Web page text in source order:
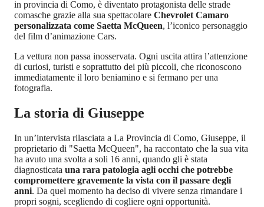
in provincia di Como, è diventato protagonista delle strade
comasche grazie alla sua spettacolare Chevrolet Camaro
personalizzata come Saetta McQueen, l’iconico personaggio
del film d’animazione Cars.
La vettura non passa inosservata. Ogni uscita attira l’attenzione
di curiosi, turisti e soprattutto dei più piccoli, che riconoscono
immediatamente il loro beniamino e si fermano per una
fotografia.
La storia di Giuseppe
In un’intervista rilasciata a La Provincia di Como, Giuseppe, il
proprietario di "Saetta McQueen", ha raccontato che la sua vita
ha avuto una svolta a soli 16 anni, quando gli è stata
diagnosticata una rara patologia agli occhi che potrebbe
compromettere gravemente la vista con il passare degli
anni. Da quel momento ha deciso di vivere senza rimandare i
propri sogni, scegliendo di cogliere ogni opportunità.